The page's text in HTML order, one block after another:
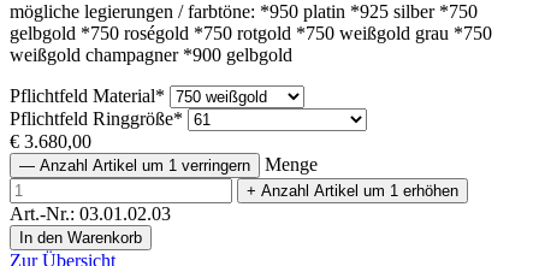
mögliche legierungen / farbtöne: *950 platin *925 silber *750
gelbgold *750 roségold *750 rotgold *750 weißgold grau *750
weißgold champagner *900 gelbgold
Pflichtfeld Material*
Pflichtfeld Ringgröße*
€ 3.680,00
— Anzahl Artikel um 1 verringern Menge
+ Anzahl Artikel um 1 erhöhen
Art.-Nr.: 03.01.02.03
Zur Übersicht